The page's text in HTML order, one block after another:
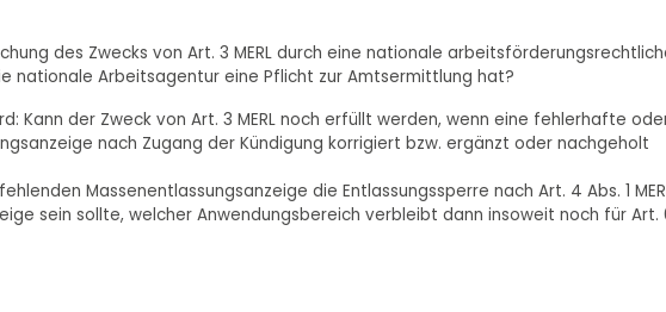
des Zwecks von Art. 3 MERL durch eine nationale
nationale Arbeitsagentur eine Pflicht zur Amtsermittlung hat?
Kann der Zweck von Art. 3 MERL noch erfüllt werden, wenn eine fehlerhafte
nach Zugang der Kündigung korrigiert bzw. ergänzt oder nachgeholt
Massenentlassungsanzeige die Entlassungssperre nach Art. 4 Abs. 1
sein sollte, welcher Anwendungsbereich verbleibt dann insoweit noch für Art.